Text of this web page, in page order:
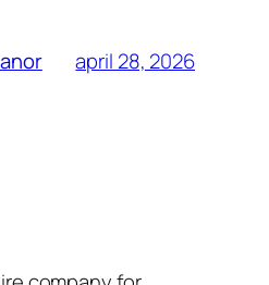
april 28, 2026